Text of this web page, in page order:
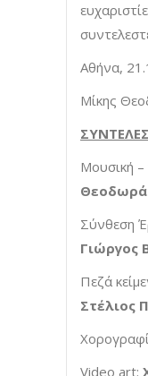
Αθήνα,
Μίκης
Μουσική –
Σύνθεση
Γιώργος
Πεζά
Στέλιος
Video art: